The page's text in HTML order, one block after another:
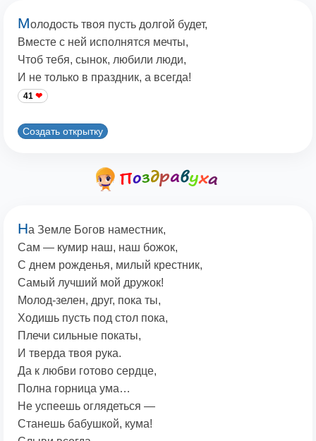
Молодость твоя пусть долгой будет,
Вместе с ней исполнятся мечты,
Чтоб тебя, сынок, любили люди,
И не только в праздник, а всегда!
41
Создать открытку
На Земле Богов наместник,
Сам — кумир наш, наш божок,
С днем рожденья, милый крестник,
Самый лучший мой дружок!
Молод-зелен, друг, пока ты,
Ходишь пусть под стол пока,
Плечи сильные покаты,
И тверда твоя рука.
Да к любви готово сердце,
Полна горница ума…
Не успеешь оглядеться —
Станешь бабушкой, кума!